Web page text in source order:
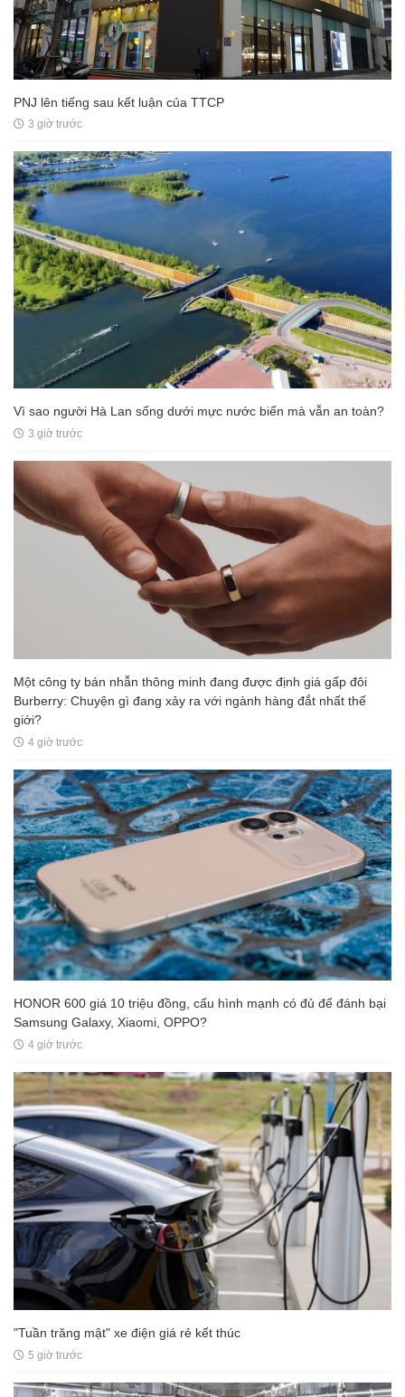
PNJ lên tiếng sau kết luận của TTCP
3 giờ trước
Vì sao người Hà Lan sống dưới mực nước biển mà vẫn an toàn?
3 giờ trước
Một công ty bán nhẫn thông minh đang được định giá gấp đôi
Burberry: Chuyện gì đang xảy ra với ngành hàng đắt nhất thế
giới?
4 giờ trước
HONOR 600 giá 10 triệu đồng, cấu hình mạnh có đủ để đánh bại
Samsung Galaxy, Xiaomi, OPPO?
4 giờ trước
"Tuần trăng mật" xe điện giá rẻ kết thúc
5 giờ trước